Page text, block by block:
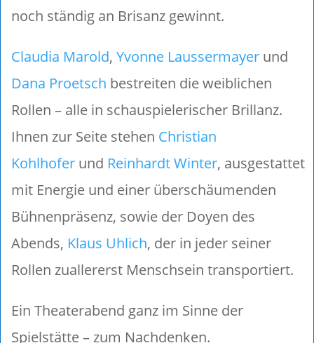
noch ständig an Brisanz gewinnt.
Claudia Marold, Yvonne Laussermayer und
Dana Proetsch bestreiten die weiblichen
Rollen – alle in schauspielerischer Brillanz.
Ihnen zur Seite stehen Christian
Kohlhofer und Reinhardt Winter, ausgestattet
mit Energie und einer überschäumenden
Bühnenpräsenz, sowie der Doyen des
Abends, Klaus Uhlich, der in jeder seiner
Rollen zuallererst Menschsein transportiert.
Ein Theaterabend ganz im Sinne der
Spielstätte – zum Nachdenken.